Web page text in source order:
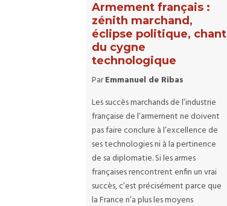
Armement français :
zénith marchand,
éclipse politique, chant
du cygne
technologique
ParEmmanuel de Ribas
Les succès marchands de l’industrie
française de l’armement ne doivent
pas faire conclure à l’excellence de
ses technologies ni à la pertinence
de sa diplomatie. Si les armes
françaises rencontrent enfin un vrai
succès, c’est précisément parce que
la France n’a plus les moyens